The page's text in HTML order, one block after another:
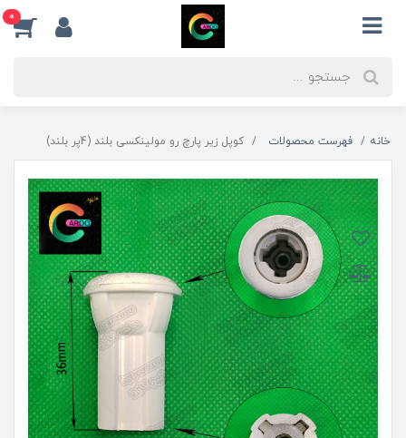
0
خانه فهرست محصولات کوپل زیر پارچ رو مولینکسی بلند (4پر بلند)